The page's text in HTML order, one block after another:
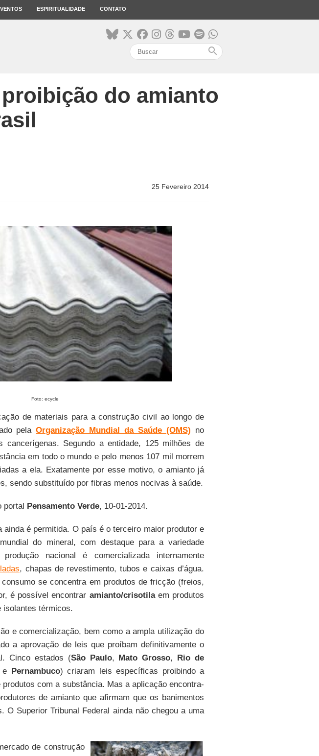
ESPIRITUALIDADE CONTATO
search
do amianto
25 Fevereiro 2014
Foto: ecycle
de materiais para a construção civil ao longo de
pelaOrganização Mundial da Saúde (OMS) no
cancerígenas. Segundo a entidade, 125 milhões de
em todo o mundo e pelo menos 107 mil morrem
a ela. Exatamente por esse motivo, o amianto já
sendo substituído por fibras menos nocivas à saúde.
portal Pensamento Verde, 10-01-2014.
ainda é permitida. O país é o terceiro maior produtor e
do mineral, com destaque para a variedade
nacional é comercializada internamente
, chapas de revestimento, tubos e caixas d’água.
se concentra em produtos de fricção (freios,
é possível encontrar amianto/crisotilaem produtos
isolantes térmicos.
e comercialização, bem como a ampla utilização do
a aprovação de leis que proíbam definitivamente o
Cinco estados (São Paulo, Mato Grosso, Rio de
e Pernambuco) criaram leis específicas proibindo a
com a substância. Mas a aplicação encontra-
de amianto que afirmam que os banimentos
O Superior Tribunal Federal ainda não chegou a uma
de construção